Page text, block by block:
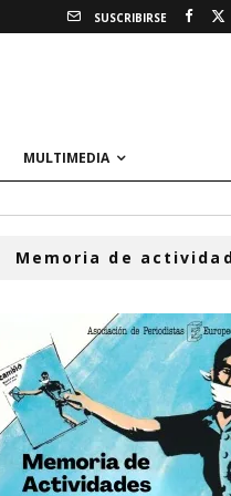
SUSCRIBIRSE
MULTIMEDIA
Memoria de